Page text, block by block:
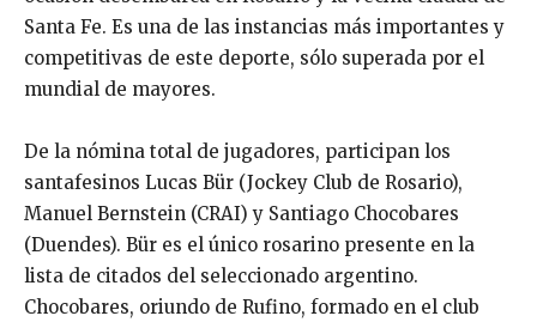
Santa Fe. Es una de las instancias más importantes y
competitivas de este deporte, sólo superada por el
mundial de mayores.
De la nómina total de jugadores, participan los
santafesinos Lucas Bür (Jockey Club de Rosario),
Manuel Bernstein (CRAI) y Santiago Chocobares
(Duendes). Bür es el único rosarino presente en la
lista de citados del seleccionado argentino.
Chocobares, oriundo de Rufino, formado en el club